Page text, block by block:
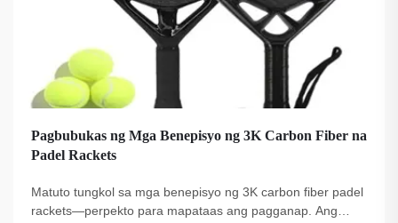
Pagbubukas ng Mga Benepisyo ng 3K Carbon Fiber na
Padel Rackets
Matuto tungkol sa mga benepisyo ng 3K carbon fiber padel
rackets—perpekto para mapataas ang pagganap. Ang